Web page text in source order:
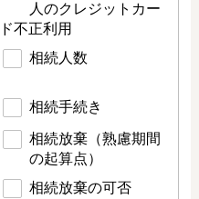
人のクレジットカー
ド不正利用
相続人数
相続手続き
相続放棄（熟慮期間
の起算点）
相続放棄の可否